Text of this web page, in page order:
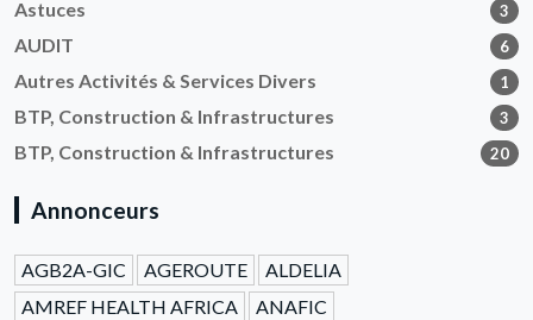
Astuces 3
AUDIT 6
Autres Activités & Services Divers 1
BTP, Construction & Infrastructures 3
BTP, Construction & Infrastructures 20
Annonceurs
AGB2A-GIC AGEROUTE
ALDELIA
AMREF HEALTH AFRICA
ANAFIC